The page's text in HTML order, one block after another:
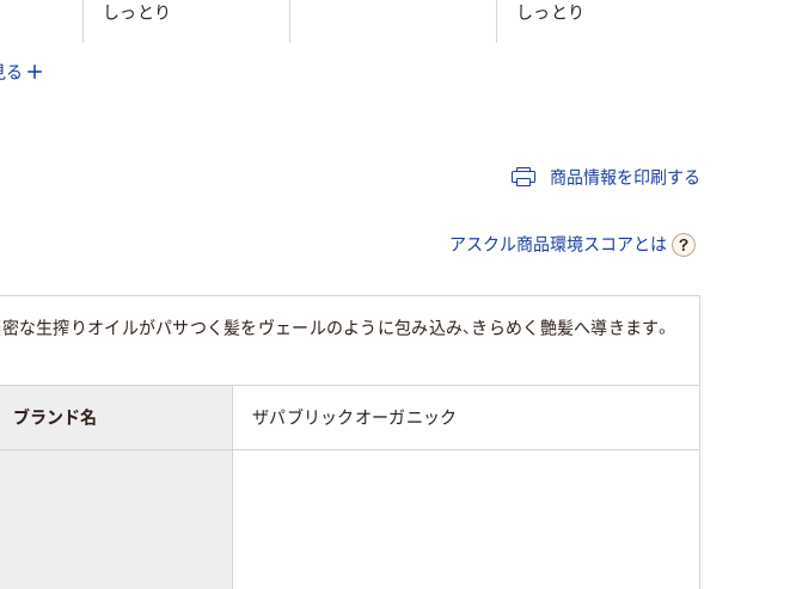
しっとり しっとり
る
商品情報を印刷する
アスクル商品環境スコアとは
生搾りオイルがパサつく髪をヴェールのように包み込み、きらめく艶髪へ導きます。
ブランド名 ザパブリックオーガニック